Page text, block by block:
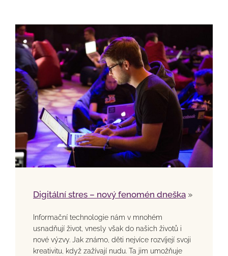
Digitální stres – nový fenomén dneška »
Informační technologie nám v mnohém
usnadňují život, vnesly však do našich životů i
nové výzvy. Jak známo, děti nejvíce rozvíjejí svoji
kreativitu, když zažívají nudu. Ta jim umožňuje